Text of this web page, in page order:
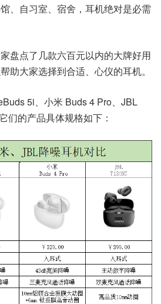
、自习室、宿舍，耳机绝对是必需
盘点了几款六百元以内的大牌好用
助大家选择到合适、心仪的耳机。
5i、小米 Buds 4 Pro、JBL
们的产品具体规格如下：